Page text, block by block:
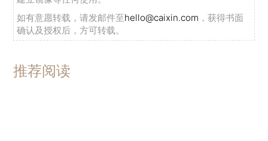
如有意愿转载，请发邮件至hello@caixin.com ，获得书面
确认及授权后，方可转载。
推荐阅读